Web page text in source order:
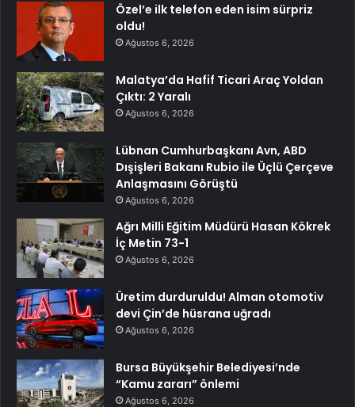
Özel’e ilk telefon eden isim sürpriz
oldu!
Ağustos 6, 2026
Malatya’da Hafif Ticari Araç Yoldan
Çıktı: 2 Yaralı
Ağustos 6, 2026
Lübnan Cumhurbaşkanı Avn, ABD
Dışişleri Bakanı Rubio ile Üçlü Çerçeve
Anlaşmasını Görüştü
Ağustos 6, 2026
Ağrı Milli Eğitim Müdürü Hasan Kökrek
İç Metin 73-1
Ağustos 6, 2026
Üretim durduruldu! Alman otomotiv
devi Çin’de hüsrana uğradı
Ağustos 6, 2026
Bursa Büyükşehir Belediyesi’nde
“Kamu zararı” önlemi
Ağustos 6, 2026